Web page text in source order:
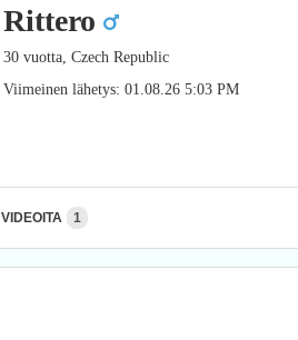
Rittero
30 vuotta, Czech Republic
Viimeinen lähetys: 01.08.26 5:03 PM
VIDEOITA 1